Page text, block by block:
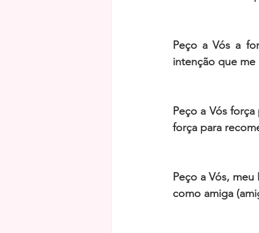
Peço a Vós a
intenção que me
Peço a Vós
força para
Peço a Vós,
como amiga